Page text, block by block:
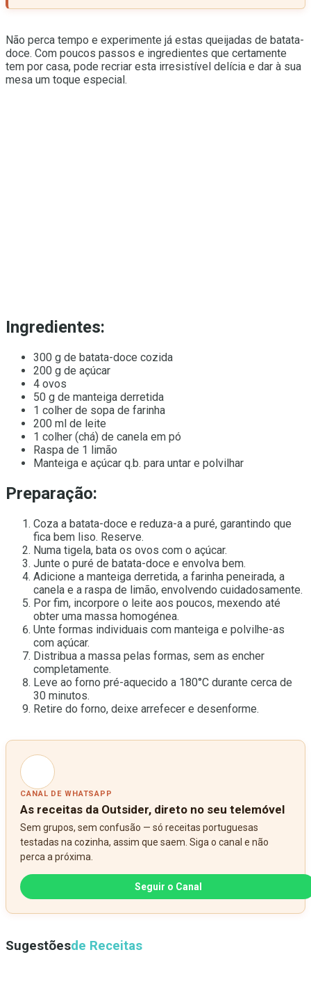
Não perca tempo e experimente já estas queijadas de batata-
doce. Com poucos passos e ingredientes que certamente
tem por casa, pode recriar esta irresistível delícia e dar à sua
mesa um toque especial.
Ingredientes:
300 g de batata-doce cozida
200 g de açúcar
4 ovos
50 g de manteiga derretida
1 colher de sopa de farinha
200 ml de leite
1 colher (chá) de canela em pó
Raspa de 1 limão
Manteiga e açúcar q.b. para untar e polvilhar
Preparação:
Coza a batata-doce e reduza-a a puré, garantindo que
fica bem liso. Reserve.
Numa tigela, bata os ovos com o açúcar.
Junte o puré de batata-doce e envolva bem.
Adicione a manteiga derretida, a farinha peneirada, a
canela e a raspa de limão, envolvendo cuidadosamente.
Por fim, incorpore o leite aos poucos, mexendo até
obter uma massa homogénea.
Unte formas individuais com manteiga e polvilhe-as
com açúcar.
Distribua a massa pelas formas, sem as encher
completamente.
Leve ao forno pré-aquecido a 180°C durante cerca de
30 minutos.
Retire do forno, deixe arrefecer e desenforme.
CANAL DE WHATSAPP
As receitas da Outsider, direto no seu telemóvel
Sem grupos, sem confusão — só receitas portuguesas
testadas na cozinha, assim que saem. Siga o canal e não
perca a próxima.
Seguir o Canal
Sugestõesde Receitas